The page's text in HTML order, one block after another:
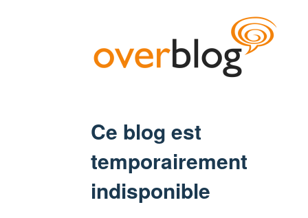
Ce blog est
temporairement
indisponible